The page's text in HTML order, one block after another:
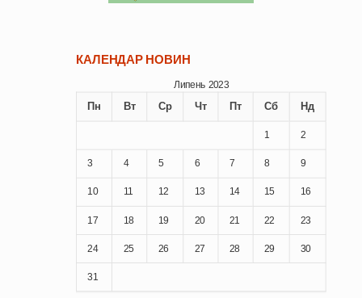
КАЛЕНДАР НОВИН
Липень 2023
Пн Вт Ср Чт Пт Сб Нд
1 2
3 4 5 6 7 8 9
10 11 12 13 14 15 16
17 18 19 20 21 22 23
24 25 26 27 28 29 30
31